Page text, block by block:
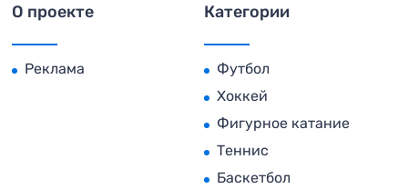
О проекте
Реклама
Категории
Футбол
Хоккей
Фигурное катание
Теннис
Баскетбол